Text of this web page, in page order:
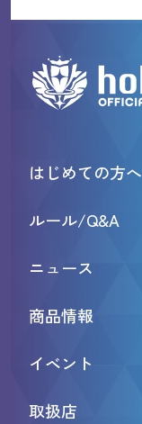
はじめての方へ
ルール/Q&A
ニュース
商品情報
イベント
取扱店